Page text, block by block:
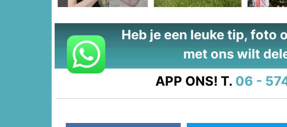
Heb je een leuke tip, foto
met ons wilt
APP ONS! T. 06 -